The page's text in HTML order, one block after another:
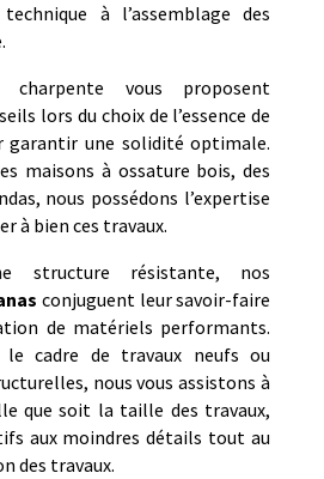
à l’assemblage des
vous proposent
lors du choix de l’essence de
garantir une solidité optimale.
maisons à ossature bois, des
nous possédons l’expertise
à bien ces travaux.
structure résistante, nos
conjuguent leur savoir-faire
de matériels performants.
cadre de travaux neufs ou
nous vous assistons à
que soit la taille des travaux,
aux moindres détails tout au
des travaux.